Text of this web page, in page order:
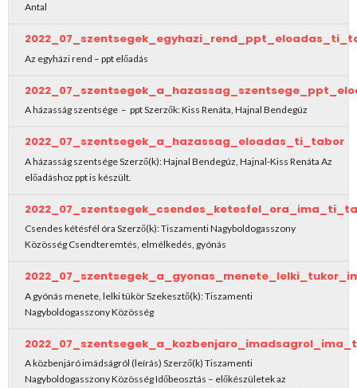
Antal
Az egyházi rend – ppt előadás
A házasság szentsége – ppt Szerzők: Kiss Renáta, Hajnal Bendegúz
2022_07_szentsegek_a_hazassag_eloadas_ti_tabor
A házasság szentsége Szerző(k): Hajnal Bendegúz, Hajnal-Kiss Renáta Az
előadáshoz ppt is készült.
Csendes kétésfél óra Szerző(k): Tiszamenti Nagyboldogasszony
Közösség Csendteremtés, elmélkedés, gyónás
A gyónás menete, lelki tükör Szekesztő(k): Tiszamenti
Nagyboldogasszony Közösség
A közbenjáró imádságról (leírás) Szerző(k) Tiszamenti
Nagyboldogasszony Közösség Időbeosztás – előkészületek az